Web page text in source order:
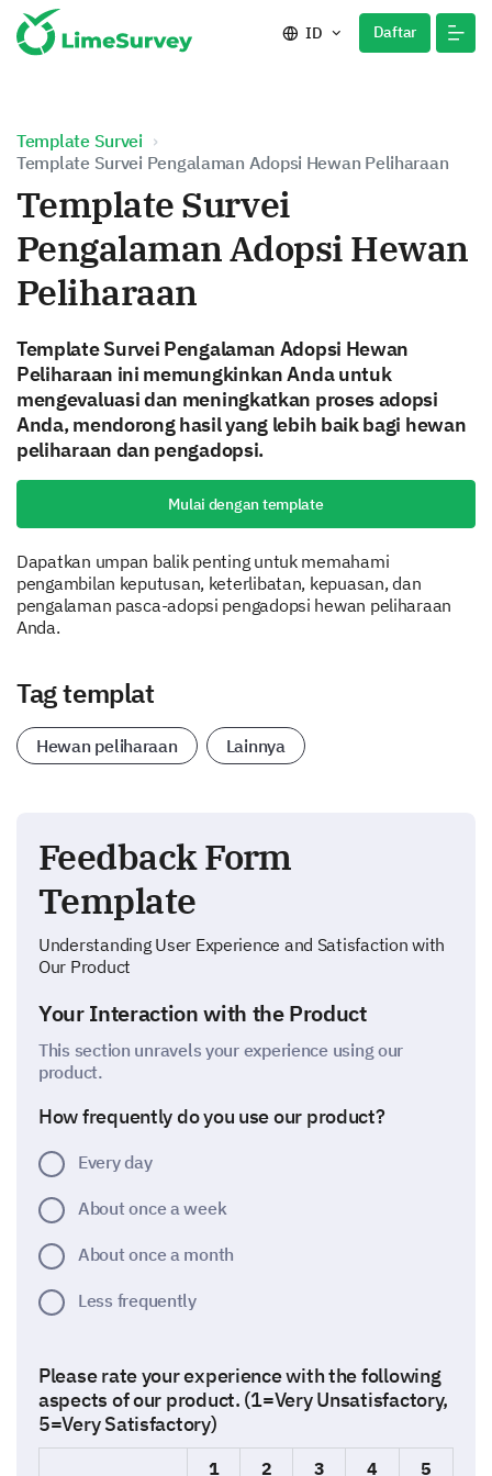
ID Daftar
Template Survei
Template Survei Pengalaman Adopsi Hewan Peliharaan
Template Survei
Pengalaman Adopsi Hewan
Peliharaan
Template Survei Pengalaman Adopsi Hewan
Peliharaan ini memungkinkan Anda untuk
mengevaluasi dan meningkatkan proses adopsi
Anda, mendorong hasil yang lebih baik bagi hewan
peliharaan dan pengadopsi.
Mulai dengan template
Dapatkan umpan balik penting untuk memahami
pengambilan keputusan, keterlibatan, kepuasan, dan
pengalaman pasca-adopsi pengadopsi hewan peliharaan
Anda.
Tag templat
Hewan peliharaan Lainnya
Feedback Form
Template
Understanding User Experience and Satisfaction with
Our Product
Your Interaction with the Product
This section unravels your experience using our
product.
How frequently do you use our product?
Every day
About once a week
About once a month
Less frequently
Please rate your experience with the following
aspects of our product. (1=Very Unsatisfactory,
5=Very Satisfactory)
1 2 3 4
5